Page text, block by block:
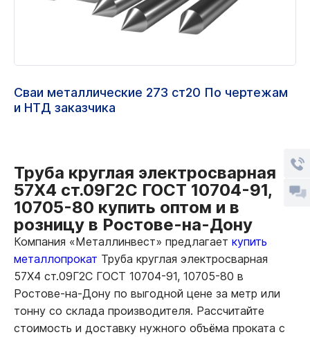
Сваи металлические 273 ст20 По чертежам
и НТД заказчика
Труба круглая электросварная
57Х4 ст.09Г2С ГОСТ 10704-91,
10705-80 купить оптом и в
розницу в Ростове-на-Дону
Компания «Металлинвест» предлагает купить
металлопрокат Труба круглая электросварная
57Х4 ст.09Г2С ГОСТ 10704-91, 10705-80 в
Ростове-на-Дону по выгодной цене за метр или
тонну со склада производителя. Рассчитайте
стоимость и доставку нужного объёма проката с